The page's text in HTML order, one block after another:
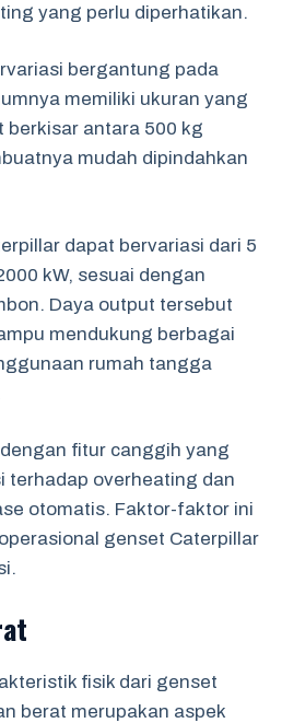
yang perlu diperhatikan.
bergantung pada
memiliki ukuran yang
berkisar antara 500 kg
mudah dipindahkan
dapat bervariasi dari 5
kW, sesuai dengan
Daya output tersebut
mendukung berbagai
rumah tangga
fitur canggih yang
terhadap overheating dan
otomatis. Faktor-faktor ini
genset Caterpillar
fisik dari genset
berat merupakan aspek